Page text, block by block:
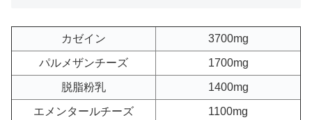
カゼイン 3700mg
パルメザンチーズ 1700mg
脱脂粉乳 1400mg
エメンタールチーズ 1100mg